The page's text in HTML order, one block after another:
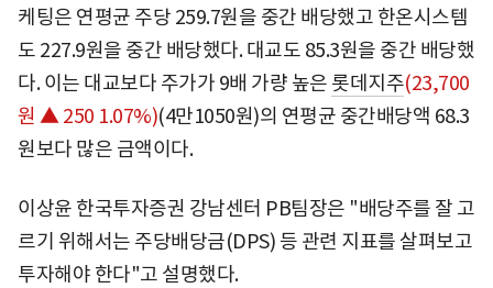
케팅은 연평균 주당 259.7원을 중간 배당했고 한온시스템
도 227.9원을 중간 배당했다. 대교도 85.3원을 중간 배당했
다. 이는 대교보다 주가가 9배 가량 높은 롯데지주(23,700
원 ▲ 250 1.07%)(4만1050원)의 연평균 중간배당액 68.3
원보다 많은 금액이다.
이상윤 한국투자증권 강남센터 PB팀장은 "배당주를 잘 고
르기 위해서는 주당배당금(DPS) 등 관련 지표를 살펴보고
투자해야 한다"고 설명했다.